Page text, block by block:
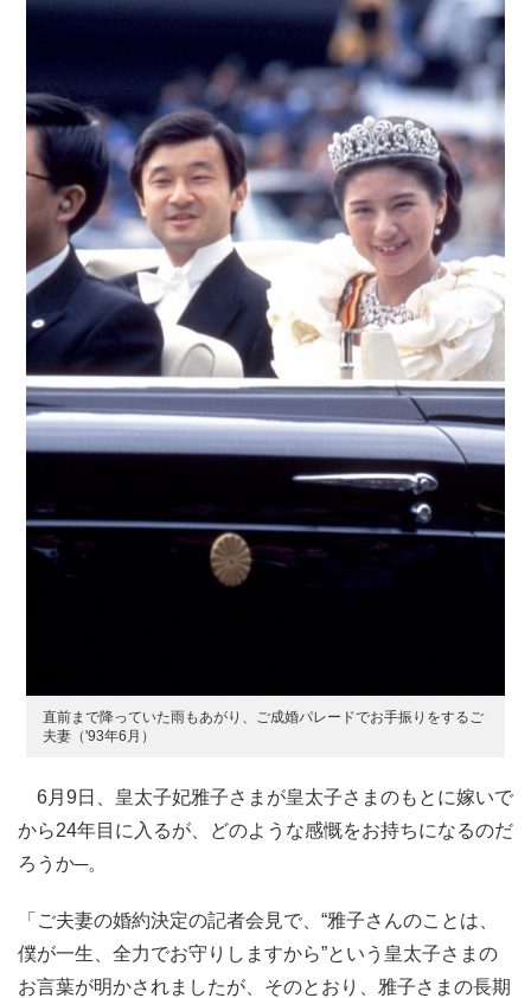
直前まで降っていた雨もあがり、ご成婚パレードでお手振りをするご
夫妻（'93年6月）
6月9日、皇太子妃雅子さまが皇太子さまのもとに嫁いで
から24年目に入るが、どのような感慨をお持ちになるのだ
ろうか─。
「ご夫妻の婚約決定の記者会見で、“雅子さんのことは、
僕が一生、全力でお守りしますから”という皇太子さまの
お言葉が明かされましたが、そのとおり、雅子さまの長期